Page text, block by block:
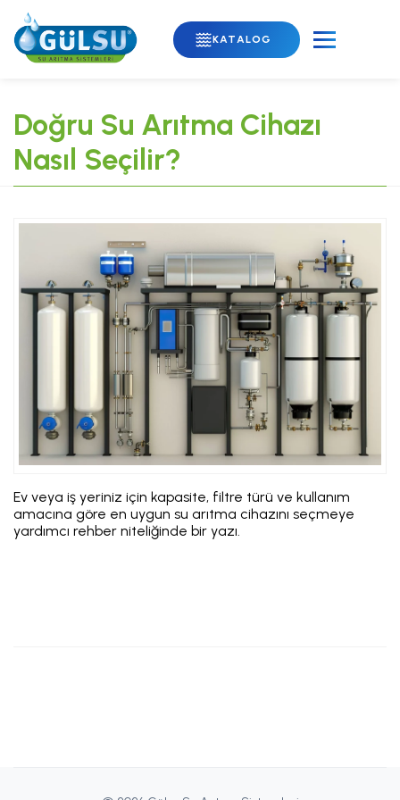
KATALOG
Doğru Su Arıtma Cihazı
Nasıl Seçilir?
Ev veya iş yeriniz için kapasite, filtre türü ve kullanım
amacına göre en uygun su arıtma cihazını seçmeye
yardımcı rehber niteliğinde bir yazı.